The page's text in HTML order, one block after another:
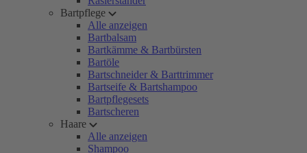
Bartpflege
Alle anzeigen
Bartbalsam
Bartkämme & Bartbürsten
Bartöle
Bartschneider & Barttrimmer
Bartseife & Bartshampoo
Bartpflegesets
Bartscheren
Haare
Alle anzeigen
Shampoo